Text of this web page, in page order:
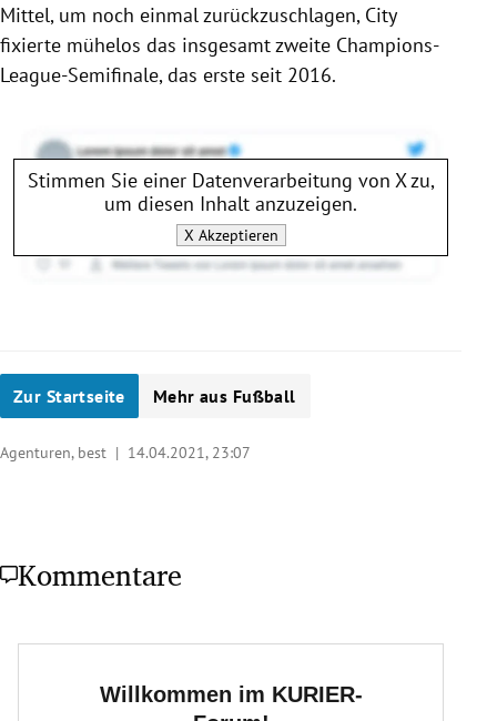
Mittel, um noch einmal zurückzuschlagen, City
fixierte mühelos das insgesamt zweite Champions-
League-Semifinale, das erste seit 2016.
Stimmen Sie einer Datenverarbeitung von Xzu,
um diesen Inhalt anzuzeigen.
X Akzeptieren
Zur Startseite Mehr aus Fußball
Agenturen, best | 14.04.2021, 23:07
Kommentare